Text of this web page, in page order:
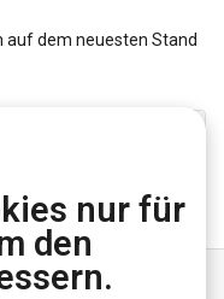
auf dem neuesten Stand
nur für
den